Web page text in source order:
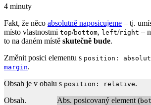
4 minuty
Fakt, že něco absolutně naposicujeme – tj.
místo vlastnostmi top/bottom, left/right –
to na daném místě skutečně bude.
Změnit posici elementu s position:
margin.
Obsah je v obalu s position: relative.
Obsah.
Abs. posicovaný element (